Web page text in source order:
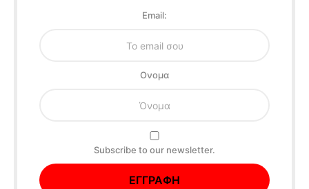
Email:
Oνομα
Subscribe to our newsletter.